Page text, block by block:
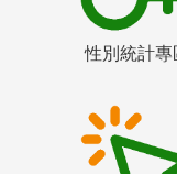
性別統計專